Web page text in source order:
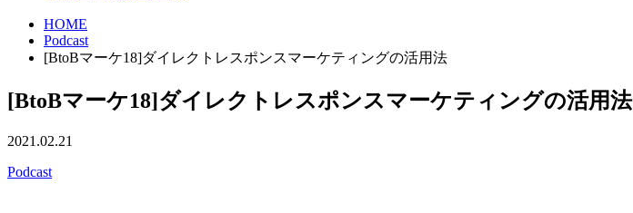
HOME
Podcast
[BtoBマーケ18]ダイレクトレスポンスマーケティングの活用法
[BtoBマーケ18]ダイレクトレスポンスマーケティングの活用法
2021.02.21
Podcast